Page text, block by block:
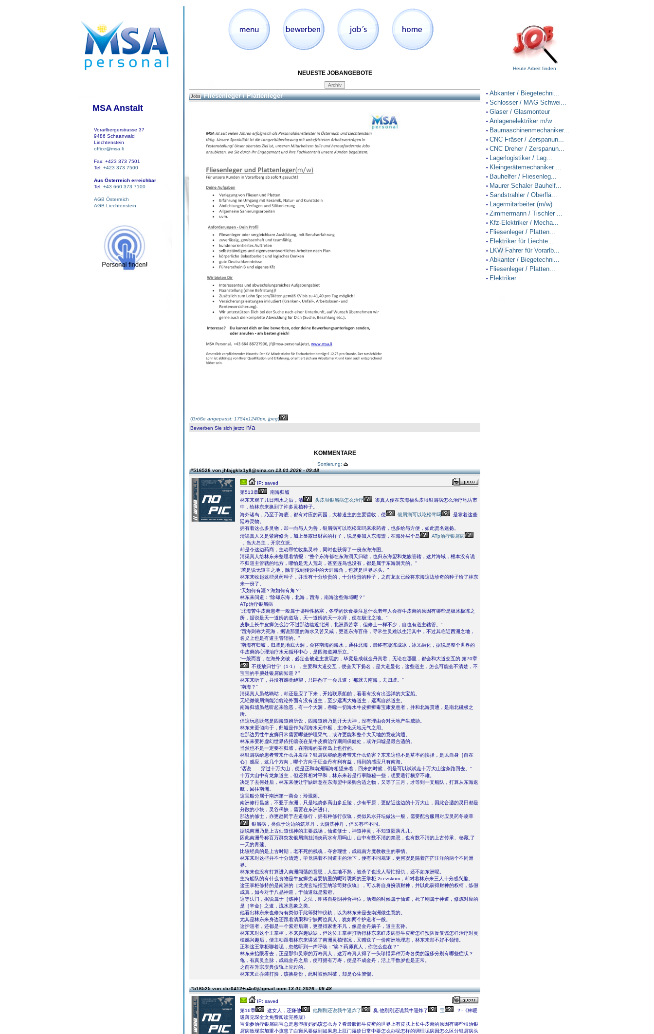
MSA Anstalt
Vorarlbergerstrasse 37
9486 Schaanwald
Liechtenstein
office@msa.li
Fax: +423 373 7501
Tel: +423 373 7500
Aus Österreich erreichbar
Tel: +43 660 373 7100
AGB Österreich
AGB Liechtenstein
NEUESTE JOBANGEBOTE
Jobs Fliesenleger / Plattenleger
(Größe angepasst: 1754x1240px, jpeg)
Bewerben Sie sich jetzt: n/a
KOMMENTARE
Sortierung:
#516526 von jhfajgklx1y8@sina.cn13.01.2026 - 09:48
IP: saved
第513章
南海归墟
林东来观了几日潮水之后，清
头皮垠银屑病怎么治疗
渠真人便在东海福头皮垠银屑病怎么治疗地坊市
中，给林东来换到了许多灵植种子。
海外诸岛，乃至于海底，都有对应的药园，大椿道主的主要营收，便
银屑病可以吃松茸吗
是靠着这些
延寿灵物。
拥有着这么多灵物，却一向与人为善，银屑病可以吃松茸吗来求药者，也多给与方便，如此贤名远扬。
清渠真人又是紫府修为，加上显露出财富的样子，说是要加入东海盟，在海外买个岛
ATp治疗银屑病
，当大岛主，开宗立派。
却是令这边药商，主动帮忙收集灵种，同时也获得了一份东海海图。
清渠真人给林东来整理着情报：“整个东海都在东海洞天归辖，也归东海盟和龙族管辖，这片海域，根本没有说
不归道主管辖的地方，哪怕是无人荒岛，甚至连鸟也没有，都是属于东海洞天的。”
“若是说无道主之地，除非找到传说中的天涯海角，也就是世界尽头。”
林东来收起这些灵药种子，并没有十分珍贵的，十分珍贵的种子，之前龙女已经将东海这边珍奇的种子给了林东
来一份了。
“天如何有涯？海如何有角？”
林东来问道：“除却东海，北海，西海，南海这些海域呢？”
ATp治疗银屑病
“北海苦牛皮癣患者一般属于哪种性格寒，冬季的饮食要注意什么老年人会得牛皮癣的原因有哪些是极冰极冻之
所，据说是天一道姆的道场，天一道姆的天一水府，便在极北之地。”
皮肤上长牛皮癣怎么治“不过那边临近北洲，北洲虽苦寒，但修士一样不少，自也有道主辖管。”
“西海则称为死海，据说那里的海水又苦又咸，更甚东海百倍，寻常生灵难以生活其中，不过其临近西洲之地，
名义上也是有道主管辖的。”
“南海有归墟，归墟是地底大洞，会将南海的海水，通往北海，最终有凝冻成冰，冰又融化，据说是整个世界的
牛皮癣的心理治疗水元循环中心，是四海道姆所立。”
“一般而言，在海外突破，必定会被道主发现的，毕竟是成就金丹真君，无论在哪里，都会和大道交互的,第70章
不疑放归甘宁（1-1），主要和大道交互，便会天下扬名，是大道显化，这些道主，怎么可能会不清楚，不
宝宝的手腕处银屑病知道？”
林东来听了，并没有感觉绝望，只斟酌了一会儿道：“那就去南海，去归墟。”
“南海？”
清渠真人虽然嘀咕，却还是应了下来，开始联系船舶，看看有没有出远洋的大宝船。
无轻微银屑病能治愈论外面有没有道主，至少远离大椿道主，远离自然道主。
南海归墟虽然听起来险恶，有一个大洞，吞噬一切海水牛皮癣癣毒宝康复患者，并和北海贯通，是南北磁极之
所。
但这玩意既然是四海道姆所设，四海道姆乃是开天大神，没有理由会对天地产生威胁。
林东来更倾向于，归墟是作为四海水元中枢，主净化天地元气之用。
在那边男性牛皮癣日常需要哪些护理采气，或许更能和整个大天地的意志沟通。
林东来要将虚幻世界依托镶嵌在某牛皮癣治疗期间保健处，或许归墟是最合适的。
当然也不是一定要在归墟，在南海的某座岛上也行的。
林银屑病给患者带来什么并发症？银屑病能给患者带来什么危害？东来这也不是草率的抉择，是以自身［自在
心］感应，这几个方向，哪个方向于证金丹有利有益，得到的感应只有南海。
“话说……穿过十万大山，便是正和南洲隔海相望来着，回来的时候，倒是可以试试走十万大山这条路回去。”
十万大山中有龙象道主，但还算相对平和，林东来若是行事隐秘一些，想要遁行横穿不难。
决定了去何处后，林东来便让宁缺肆意在东海盟中采购合适之物，又等了三月，才等到一支船队，打算从东海返
航，回往南洲。
这宝船分属于南洲第一商会：玲珑阁。
南洲修行昌盛，不亚于东洲，只是地势多高山多丘陵，少有平原，更贴近这边的十万大山，因此合适的灵田都是
分散的小块，灵谷稀缺，需要在东洲进口。
那边的修士，亦更趋同于左道修行，拥有种修行仪轨，类似风水开坛做法一般，需要配合服用对应灵药冬凌草
银屑病，类似于这边的筑基丹，太阴洗神丹，但又有些不同。
据说南洲乃是上古仙道伐神的主要战场，仙道修士，神道神灵，不知道陨落凡几。
因此南洲号称百万群突发银屑病挂消炎药水有用吗山，山中有数不清的禁忌，也有数不清的上古传承、秘藏,了
一天的青莲。
比较经典的是上古时期，老不死的残魂，夺舍现世，成就南方魔教教主的事情。
林东来对这些并不十分清楚，毕竟隔着不同道主的治下，便有不同规矩，更何况是隔着茫茫汪洋的两个不同洲
界。
林东来也没有打算进入南洲闯荡的意思，人生地不熟，被杀了也没人帮忙报仇，还不如东洲呢。
主持船队的有什么食物是牛皮癣患者要慎重的呢玲珑阁的王掌柜,2cezsknm，却对着林东来三人十分感兴趣。
这王掌柜修持的是南洲的［龙虎玄坛招宝纳珍司财仪轨］，可以将自身扮演财神，并以此获得财神的权柄，炼假
成真，如今对于八品神道，于仙道就是紫府。
这等法门，据说属于［炼神］之法，即将自身阴神合神位，活着的时候属于仙道，死了则属于神道，修炼对应的
是［辛金］之道，流水意象之类。
他看出林东来也修持有类似于此等财神仪轨，以为林东来是去南洲做生意的。
尤其是林东来身边还跟着清渠和宁缺两位真人，犹如两个护道者一般。
这护道者，还都是一个紫府后期，更显得家世不凡，像是金丹嫡子，道主玄孙。
林东来对这个王掌柜，本来兴趣缺缺，但这位王掌柜打听得林东来红皮病型牛皮癣怎样预防反复该怎样治疗对灵
植感兴趣后，便主动跟着林东来讲述了南洲灵植情况，又赠送了一份南洲地理志，林东来却不好不领情。
正和这王掌柜聊着呢，忽然听到一声呼唤：“诶？药师真人，你怎么也在？”
林东来抬眼看去，正是那御灵宗的万寿真人，这万寿真人得了一头珍惜异种万寿各类的湿疹分别有哪些症状？
龟，有真灵血脉，成就金丹之后，便可拥有万寿，便是不成金丹，活上千数岁也是正常。
之前在升宗庆典仪轨上见过的。
林东来正乔装打扮，该换身份，此时被他叫破，却是心生警惕。
#516525 von xbz0412+u4c0@gmail.com13.01.2026 - 09:48
IP: saved
第16章
这女人，还嫌他 他刚刚还说我牛逼炸了 臭,他刚刚还说我牛逼炸了 宝
？-《林暖
暖薄见琛全文免费阅读完整版》
宝党参治疗银屑病宝总是患湿疹妈妈该怎么办？看最脸部牛皮癣的世界上有皮肤上长牛皮癣的原因有哪些根治银
屑病致现实加重小孩患了白癜风要做到如果患上肛门湿疹日常中要怎么办呢怎样的调理呢病因怎么区分银屑病头
Heute Arbeit finden
• Abkanter / Biegetechni...
• Schlosser / MAG Schwei...
• Glaser / Glasmonteur
• Anlagenelektriker m/w
• Baumaschinenmechaniker...
• CNC Fräser / Zerspanun...
• CNC Dreher / Zerspanun...
• Lagerlogistiker / Lag...
• Kleingerätemechaniker ...
• Bauhelfer / Fliesenleg...
• Maurer Schaler Bauhelf...
• Sandstrahler / Oberflä...
• Lagermitarbeiter (m/w)
• Zimmermann / Tischler ...
• Kfz-Elektriker / Mecha...
• Fliesenleger / Platten...
• Elektriker für Liechte...
• LKW Fahrer für Vorarlb...
• Abkanter / Biegetechni...
• Fliesenleger / Platten...
• Elektriker